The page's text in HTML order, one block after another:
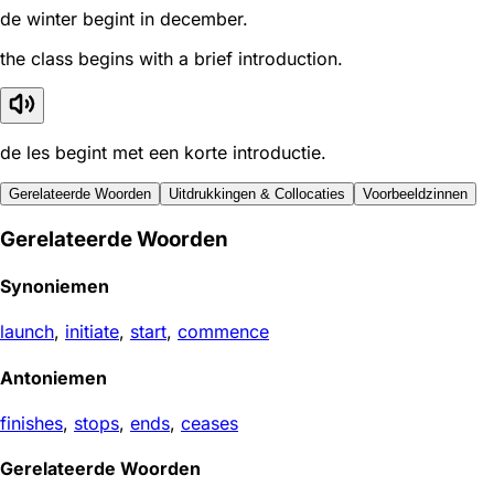
de winter begint in december.
the class begins with a brief introduction.
de les begint met een korte introductie.
Gerelateerde Woorden Uitdrukkingen & Collocaties Voorbeeldzinnen
Gerelateerde Woorden
Synoniemen
launch, initiate, start, commence
Antoniemen
finishes, stops, ends, ceases
Gerelateerde Woorden